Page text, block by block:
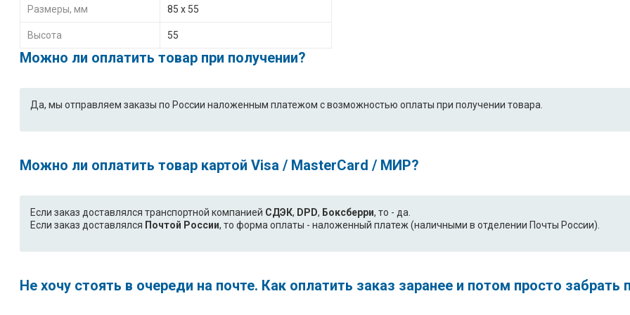
Размеры, мм 85 х 55
Высота 55
Можно ли оплатить товар при получении?
Да, мы отправляем заказы по России наложенным платежом с возможностью оплаты при получении товара.
Можно ли оплатить товар картой Visa / MasterCard / МИР?
Если заказ доставлялся транспортной компанией СДЭК, DPD, Боксберри, то - да.
Если заказ доставлялся Почтой России, то форма оплаты - наложенный платеж (наличными в отделении Почты России).
Не хочу стоять в очереди на почте. Как оплатить заказ заранее и потом просто забрать